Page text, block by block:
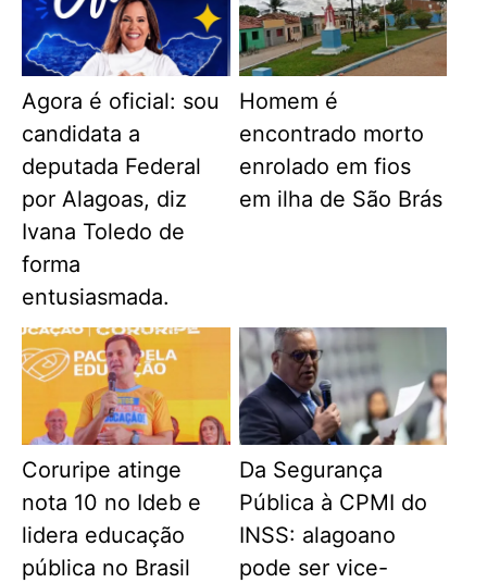
Agora é oficial: sou
candidata a
deputada Federal
por Alagoas, diz
Ivana Toledo de
forma
entusiasmada.
Homem é
encontrado morto
enrolado em fios
em ilha de São Brás
Coruripe atinge
nota 10 no Ideb e
lidera educação
pública no Brasil
Da Segurança
Pública à CPMI do
INSS: alagoano
pode ser vice-